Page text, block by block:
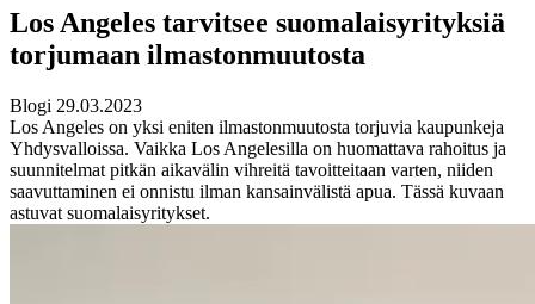
Los Angeles tarvitsee suomalaisyrityksiä
torjumaan ilmastonmuutosta
Blogi 29.03.2023
Los Angeles on yksi eniten ilmastonmuutosta torjuvia kaupunkeja
Yhdysvalloissa. Vaikka Los Angelesilla on huomattava rahoitus ja
suunnitelmat pitkän aikavälin vihreitä tavoitteitaan varten, niiden
saavuttaminen ei onnistu ilman kansainvälistä apua. Tässä kuvaan
astuvat suomalaisyritykset.